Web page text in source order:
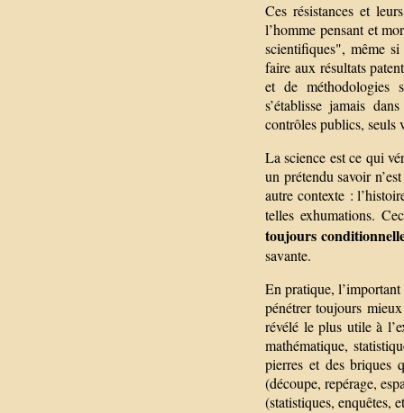
Ces résistances et
l’homme pensant et
scientifiques", même
faire aux résultats
et de méthodologies
s’établisse jamais
contrôles publics, seuls
La science est ce qui
un prétendu savoir
autre contexte :
telles exhumations.
toujours
savante.
En pratique,
pénétrer toujours
révélé le plus utile à
mathématique,
pierres et des briques
(découpe, repérage,
(statistiques, enquêtes,